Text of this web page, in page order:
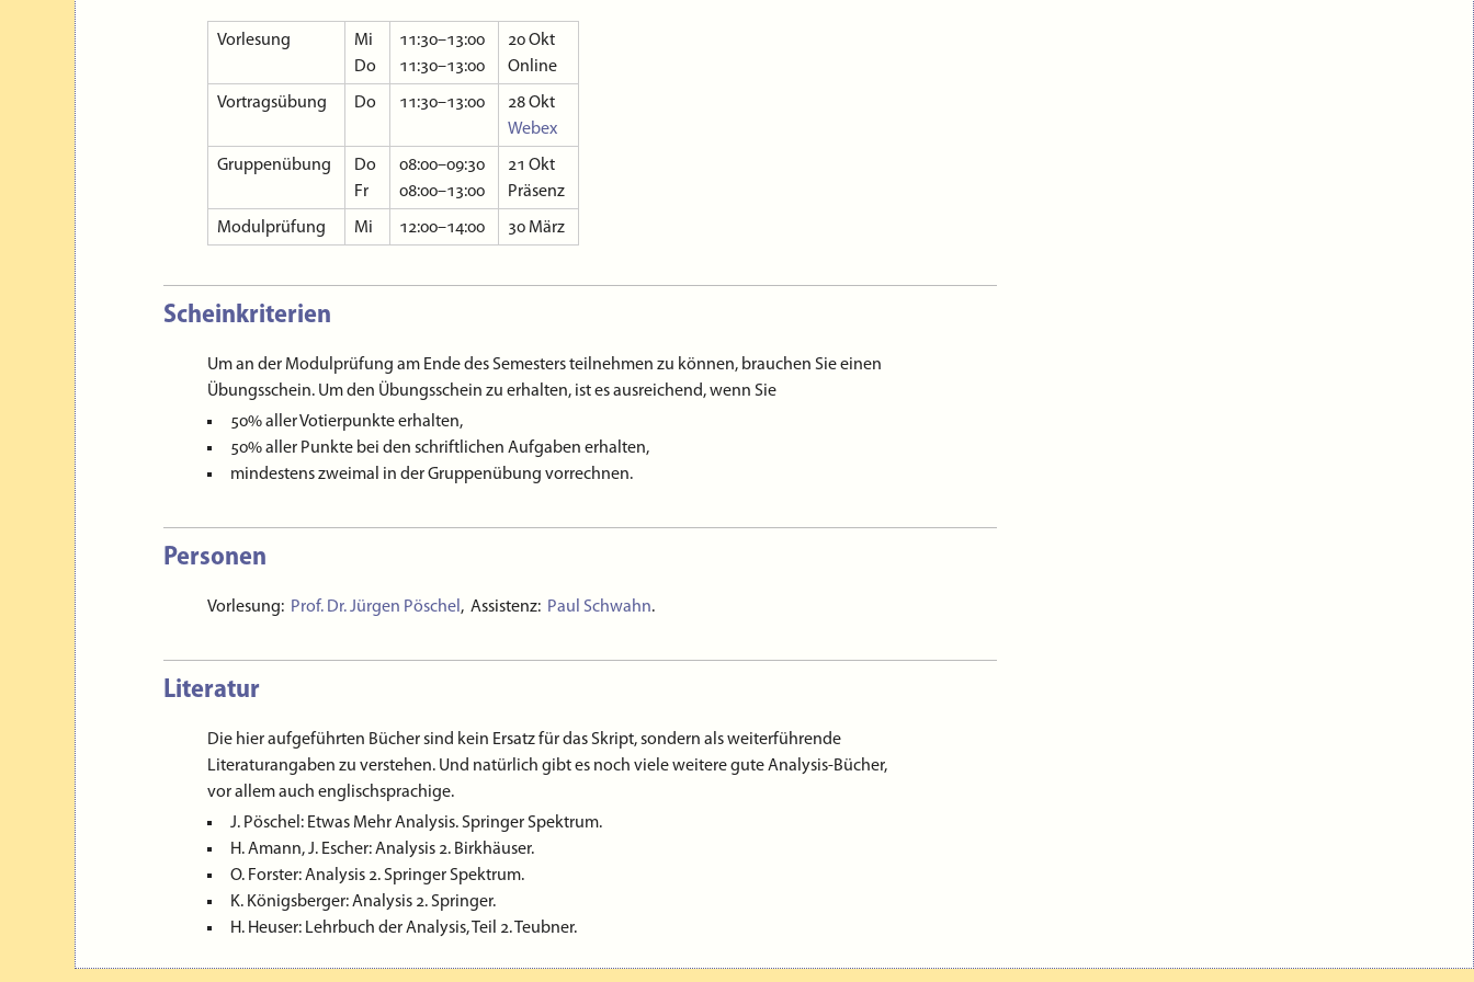
01.11.2021
Die erste Vortragsübung ist jetzt online. Hatte ich über das Wochenende vollkommen
verdrängt … 🤭
Aufgrund des Abstimmungsergebnisses findet die
Do 11:30–13:00 Uhr
statt, und zwarhier
Das erste Übungsblatt ist online. Und bitte stimmen Sie noch zur Terminfindung der
Vortragsübung ab!
Bitte beachten Sie die Ankündigungen und Informationen zum Ablauf der Übungen im
20.10.2021
Die erste Vorlesung ist jetzt online. Ebenso das nullte Übungsblatt.
18.10.2021
Terminfindungzur Vortragsübung auf ILIAS-Seite. Die Abstimmung läuft bis Freitag, den
22.10.
Vorlesung wird vor dem jeweiligen Präsenztermin auf dieser Seite abrufbar sein. Die
Vorlesung
Mi
Do
11:30–13:00
11:30–13:00
20 Okt
Online
Vortragsübung Do 11:30–13:00
28 Okt
Webex
Gruppenübung
Do
Fr
08:00–09:30
08:00–13:00
21 Okt
Präsenz
Modulprüfung Mi 12:00–14:00 30 März
Scheinkriterien
Um an der Modulprüfung am Ende des Semesters teilnehmen zu können, brauchen Sie einen
Übungsschein. Um den Übungsschein zu erhalten, ist es ausreichend, wenn Sie
50% aller Votierpunkte erhalten,
50% aller Punkte bei den schriftlichen Aufgaben erhalten,
mindestens zweimal in der Gruppenübung vorrechnen.
Personen
Vorlesung: Prof. Dr. Jürgen Pöschel, Assistenz: Paul Schwahn.
Literatur
Die hier aufgeführten Bücher sind kein Ersatz für das Skript, sondern als weiterführende
Literaturangaben zu verstehen. Und natürlich gibt es noch viele weitere gute Analysis-Bücher,
vor allem auch englischsprachige.
J. Pöschel: Etwas Mehr Analysis. Springer Spektrum.
H. Amann, J. Escher: Analysis 2. Birkhäuser.
O. Forster: Analysis 2. Springer Spektrum.
K. Königsberger: Analysis 2. Springer.
H. Heuser: Lehrbuch der Analysis, Teil 2. Teubner.